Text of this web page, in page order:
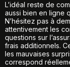
L’idéal reste de
aussi bien en ligne
N’hésitez pas à
attentivement les
questions sur
frais additionnels.
les mauvaises
correspond